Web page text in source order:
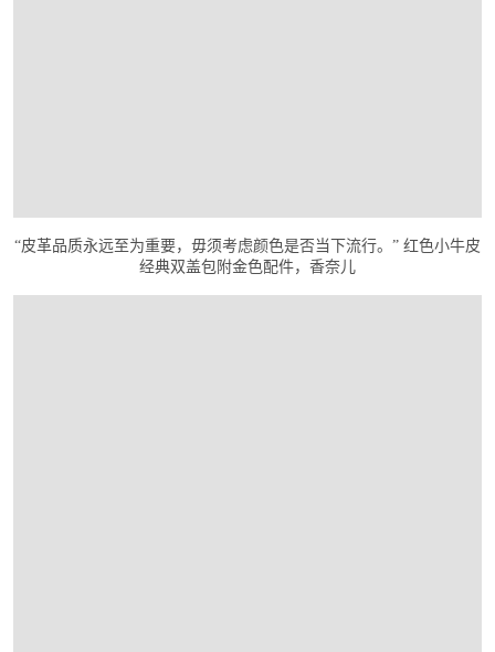
“皮革品质永远至为重要，毋须考虑颜色是否当下流行。” 红色小牛皮
经典双盖包附金色配件，香奈儿